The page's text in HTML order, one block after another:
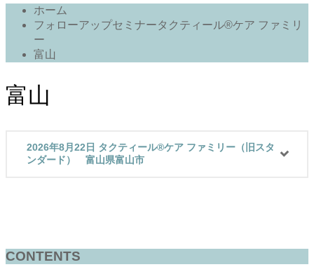
ホーム
フォローアップセミナータクティール®ケア ファミリ
ー
富山
富山
2026年8月22日 タクティール®ケア ファミリー（旧スタ
ンダード） 富山県富山市
CONTENTS